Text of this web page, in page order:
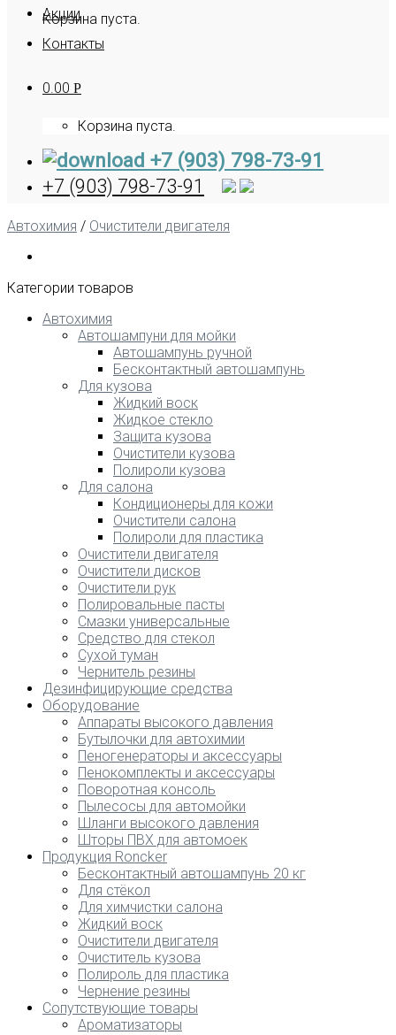
Корзина пуста.
Акции
Контакты
0.00 Р
Корзина пуста.
+7 (903) 798-73-91
+7 (903) 798-73-91
Автохимия / Очистители двигателя
Категории товаров
Автохимия
Автошампуни для мойки
Автошампунь ручной
Бесконтактный автошампунь
Для кузова
Жидкий воск
Жидкое стекло
Защита кузова
Очистители кузова
Полироли кузова
Для салона
Кондиционеры для кожи
Очистители салона
Полироли для пластика
Очистители двигателя
Очистители дисков
Очистители рук
Полировальные пасты
Смазки универсальные
Средство для стекол
Сухой туман
Чернитель резины
Дезинфицирующие средства
Оборудование
Аппараты высокого давления
Бутылочки для автохимии
Пеногенераторы и аксессуары
Пенокомплекты и аксессуары
Поворотная консоль
Пылесосы для автомойки
Шланги высокого давления
Шторы ПВХ для автомоек
Продукция Roncker
Бесконтактный автошампунь 20 кг
Для стёкол
Для химчистки салона
Жидкий воск
Очистители двигателя
Очиститель кузова
Полироль для пластика
Чернение резины
Сопутствующие товары
Ароматизаторы